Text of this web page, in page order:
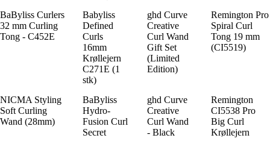
BaByliss Curlers
32 mm Curling
Tong - C452E
Babyliss
Defined
Curls
16mm
Krøllejern
C271E (1
stk)
ghd Curve
Creative
Curl Wand
Gift Set
(Limited
Edition)
Remington Pro
Spiral Curl
Tong 19 mm
(CI5519)
NICMA Styling
Soft Curling
Wand (28mm)
BaByliss
Hydro-
Fusion Curl
Secret
ghd Curve
Creative
Curl Wand
- Black
Remington
CI5538 Pro
Big Curl
Krøllejern